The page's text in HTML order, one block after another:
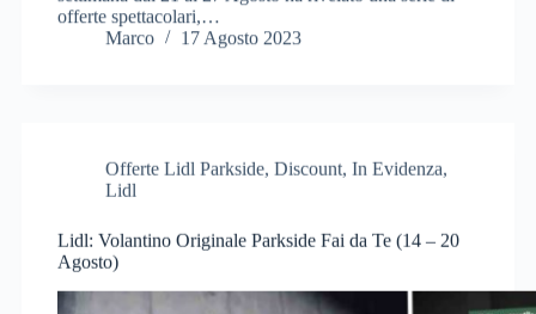
offerte spettacolari,…
Marco
17 Agosto 2023
Offerte Lidl Parkside, Discount, In Evidenza
Lidl
Lidl: Volantino Originale Parkside Fai da Te (14 – 20
Agosto)